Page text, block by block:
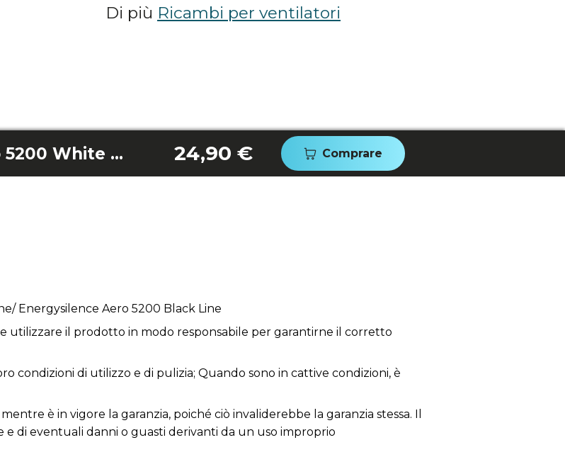
Di più Ricambi per ventilatori
Kit viti Energysilence Aero 5200 White Line/ Energysilence Aero 5200 Black Line 24,90 € Comprare
Energysilence Aero 5200 Black Line
utilizzare il prodotto in modo responsabile per garantirne il corretto
condizioni di utilizzo e di pulizia; Quando sono in cattive condizioni, è
è in vigore la garanzia, poiché ciò invaliderebbe la garanzia stessa. Il
e di eventuali danni o guasti derivanti da un uso improprio